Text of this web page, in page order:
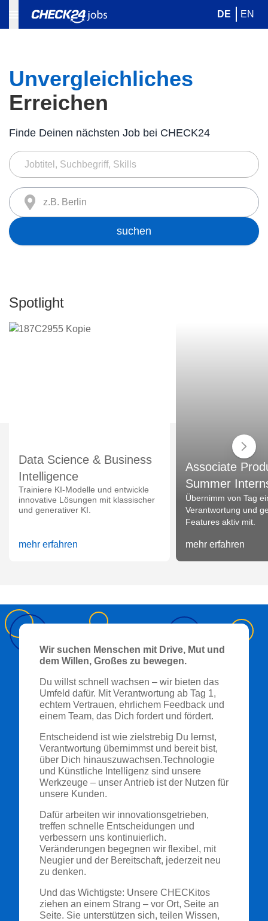
DE EN
Unvergleichliches
Erreichen
Finde Deinen nächsten Job bei CHECK24
z.B. Berlin
suchen
Spotlight
Data Science & Business
Intelligence
Trainiere KI-Modelle und entwickle
innovative Lösungen mit klassischer
und generativer KI.
mehr erfahren
Associate
Summer
Übernimm von Tag
Verantwortung und
Features aktiv mit.
mehr erfahren
Wir suchen Menschen mit Drive, Mut und
dem Willen, Großes zu bewegen.
Du willst schnell wachsen – wir bieten das
Umfeld dafür. Mit Verantwortung ab Tag 1,
echtem Vertrauen, ehrlichem Feedback und
einem Team, das Dich fordert und fördert.
Entscheidend ist wie zielstrebig Du lernst,
Verantwortung übernimmst und bereit bist,
über Dich hinauszuwachsen.Technologie
und Künstliche Intelligenz sind unsere
Werkzeuge – unser Antrieb ist der Nutzen für
unsere Kunden.
Dafür arbeiten wir innovationsgetrieben,
treffen schnelle Entscheidungen und
verbessern uns kontinuierlich.
Veränderungen begegnen wir flexibel, mit
Neugier und der Bereitschaft, jederzeit neu
zu denken.
Und das Wichtigste: Unsere CHECKitos
ziehen an einem Strang – vor Ort, Seite an
Seite. Sie unterstützen sich, teilen Wissen,